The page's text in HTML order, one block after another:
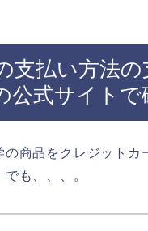
支払い方法
式サイトで
商品をクレジットカ
も、、、。